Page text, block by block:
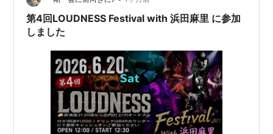
第4回LOUDNESS Festival with 浜田麻里 に参加
しました